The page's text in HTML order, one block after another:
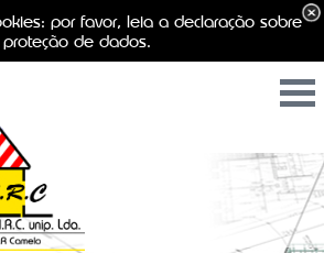
por favor, leia a declaração sobre
proteção de dados.